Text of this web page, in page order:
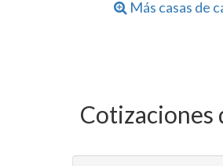
Más casas de
Cotizaciones